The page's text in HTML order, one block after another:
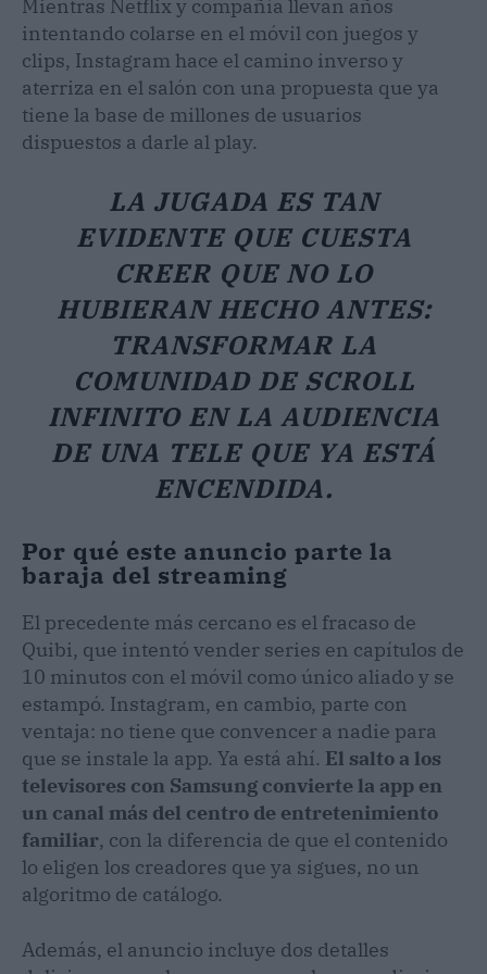
Mientras Netflix y compañía llevan años
intentando colarse en el móvil con juegos y
clips, Instagram hace el camino inverso y
aterriza en el salón con una propuesta que ya
tiene la base de millones de usuarios
dispuestos a darle al play.
LA JUGADA ES TAN
EVIDENTE QUE CUESTA
CREER QUE NO LO
HUBIERAN HECHO ANTES:
TRANSFORMAR LA
COMUNIDAD DE SCROLL
INFINITO EN LA AUDIENCIA
DE UNA TELE QUE YA ESTÁ
ENCENDIDA.
Por qué este anuncio parte la
baraja del streaming
El precedente más cercano es el fracaso de
Quibi, que intentó vender series en capítulos de
10 minutos con el móvil como único aliado y se
estampó. Instagram, en cambio, parte con
ventaja: no tiene que convencer a nadie para
que se instale la app. Ya está ahí. El salto a los
televisores con Samsung convierte la app en
un canal más del centro de entretenimiento
familiar, con la diferencia de que el contenido
lo eligen los creadores que ya sigues, no un
algoritmo de catálogo.
Además, el anuncio incluye dos detalles